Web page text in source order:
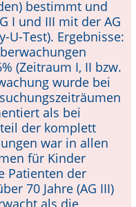
bestimmt und
I und III mit der AG
U-Test). Ergebnisse:
(Zeitraum I, II bzw.
wurde bei
als bei
der komplett
war in allen
für Kinder
Patienten der
70 Jahre (AG III)
als die